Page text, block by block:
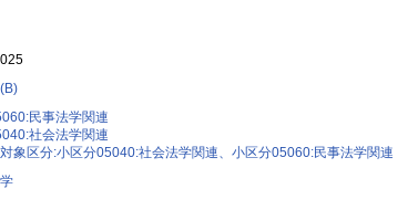
民事法学関連
社会法学関連
象区分:小区分05040:社会法学関連、小区分05060:民事法学関連